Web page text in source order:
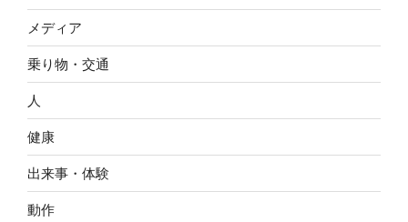
メディア
乗り物・交通
人
健康
出来事・体験
動作